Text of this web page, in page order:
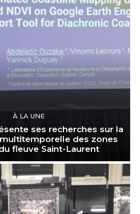
À LA UNE
ses recherches sur la
des zones
fleuve Saint-Laurent